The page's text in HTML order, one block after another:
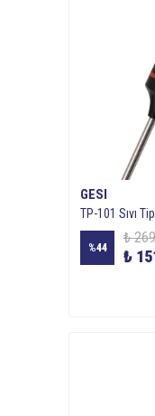
GESI
TP-101 Sıvı
%44
₺
₺